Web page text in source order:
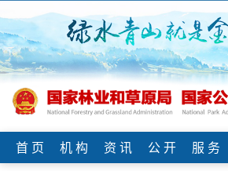
首 页 机 构 资 讯 公 开 服 务